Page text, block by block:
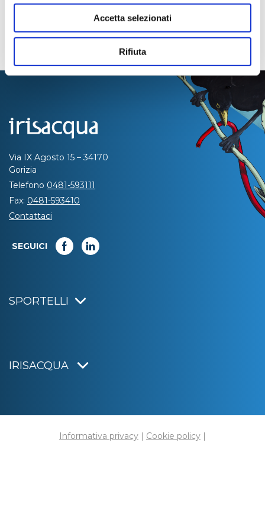
Accetta selezionati
Rifiuta
Via IX Agosto 15 – 34170
Gorizia
Telefono 0481-593111
Fax: 0481-593410
Contattaci
SEGUICI
SPORTELLI
IRISACQUA
Informativa privacy | Cookie policy |